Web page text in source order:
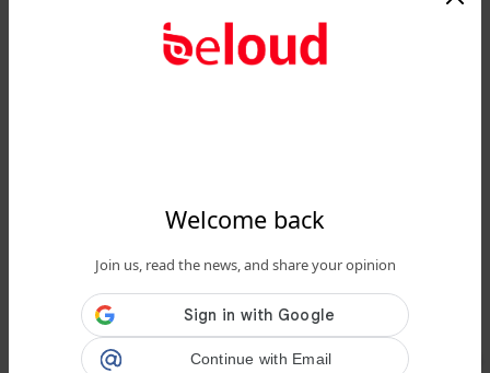
Welcome back
Join us, read the news, and share your opinion
Continue with Email
Così antica, ma così unica: Cucuzzata
Siciliana, una ricetta da conoscere...
Public Private